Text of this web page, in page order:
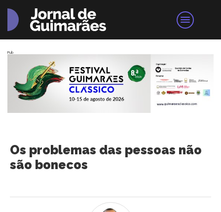
Pub
Os problemas das pessoas não
são bonecos